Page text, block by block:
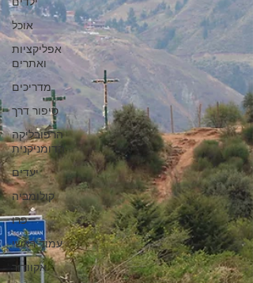
אוכל
אפליקציות
ואתרים
מדריכים
סיפור דרך
הרפובליקה
הדומניקנית
יעדים
קולומביה
פרו
עמוד ראשי
אקוודור